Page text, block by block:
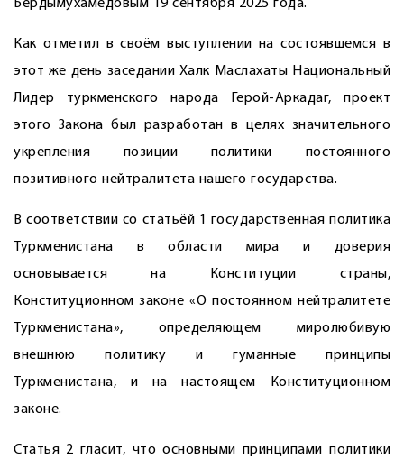
Бердымухамедовым 19 сентября 2025 года.
Как отметил в своём выступлении на состоявшемся в
этот же день заседании Халк Маслахаты Национальный
Лидер туркменского народа Герой-Аркадаг, проект
этого Закона был разработан в целях значительного
укрепления позиции политики постоянного
позитивного нейтралитета нашего государства.
В соответствии со статьёй 1 государственная политика
Туркменистана в области мира и доверия
основывается на Конституции страны,
Конституционном законе «О постоянном нейтралитете
Туркменистана», определяющем миролюбивую
внешнюю политику и гуманные принципы
Туркменистана, и на настоящем Конституционном
законе.
Статья 2 гласит, что основными принципами политики